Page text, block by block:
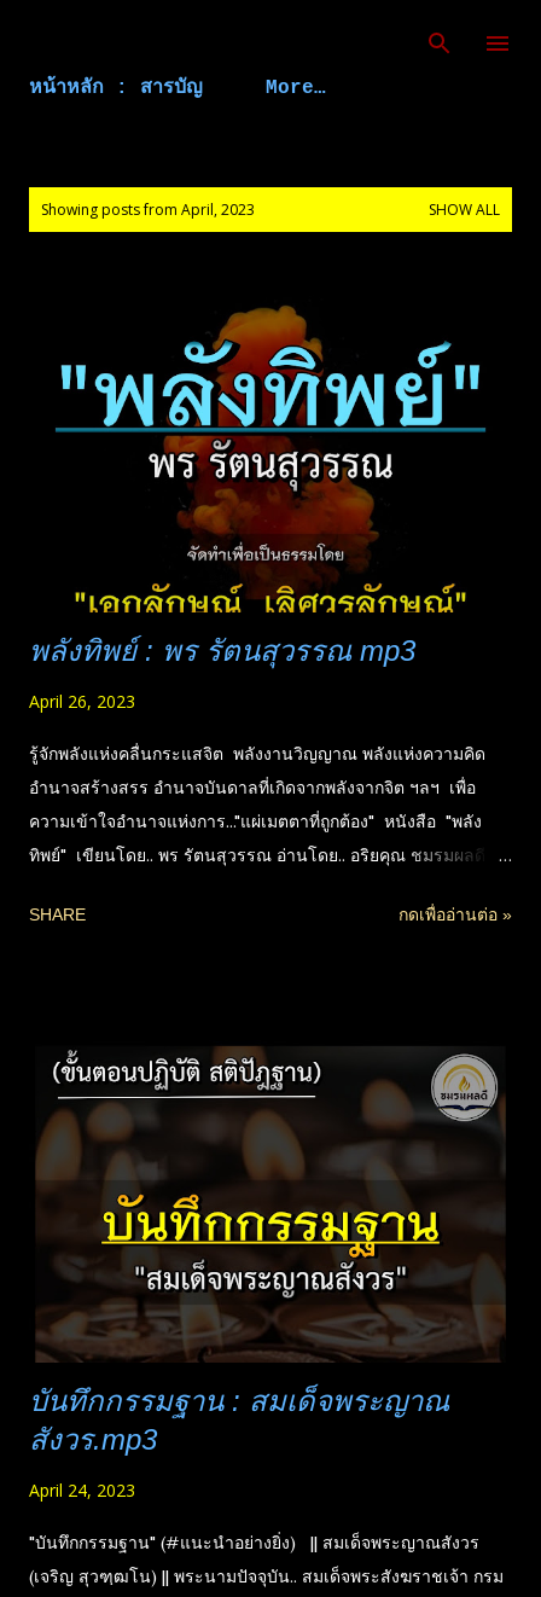
หน้าหลัก : สารบัญ More…
Showing posts from April, 2023 SHOW ALL
พลังทิพย์ : พร รัตนสุวรรณ mp3
April 26, 2023
รู้จักพลังแห่งคลื่นกระแสจิต พลังงานวิญญาณ พลังแห่งความคิด
อำนาจสร้างสรร อำนาจบันดาลที่เกิดจากพลังจากจิต ฯลฯ เพื่อ
ความเข้าใจอำนาจแห่งการ..."แผ่เมตตาที่ถูกต้อง" หนังสือ "พลัง
ทิพย์" เขียนโดย.. พร รัตนสุวรรณ อ่านโดย.. อริยคุณ ชมรมผลดี จัด
ร่วมอนุโมทนา การให้ธรรม ชนะการให้ทั้งปวง พลังทิพย์คืออะไร
วิธีแผ่เมตตาที่ถูกต้อง __________ (#ขอทุกท่านร่วมอธิษฐาน
จิต) __________ ขอน้อมระลึกถึงบุญกุศลที่เคยทำไว้แต่อดีต
จนถึงปัจจุบัน รวมเป็นพลังกับบุญการฟังธรรมในครั้งนี้ ส่งถึงคุณ..
"เอกลักษณ์ เลิศวรลักษณ์" ขอให้ได้ร่วมอนุโมทนาและปลื้มปิติใน
ทุกบุญร่วมกัน || ขอจงเป็นสุข ครบพร้อมแห่งทิพยสมบัติ เปี่ยมด้วย
จิตที่ตื่นรู้ผ่องใส ยิ่งๆขึ้นไป || ขอให้รุ่งเรืองแต่ในทางที่เป็นกุศ...
SHARE กดเพื่ออ่านต่อ »
บันทึกกรรมฐาน : สมเด็จพระญาณ
สังวร.mp3
April 24, 2023
"บันทึกกรรมฐาน" (#แนะนำอย่างยิ่ง) || สมเด็จพระญาณสังวร
(เจริญ สุวฑฺฒโน) || พระนามปัจจุบัน.. สมเด็จพระสังฆราชเจ้า กรม